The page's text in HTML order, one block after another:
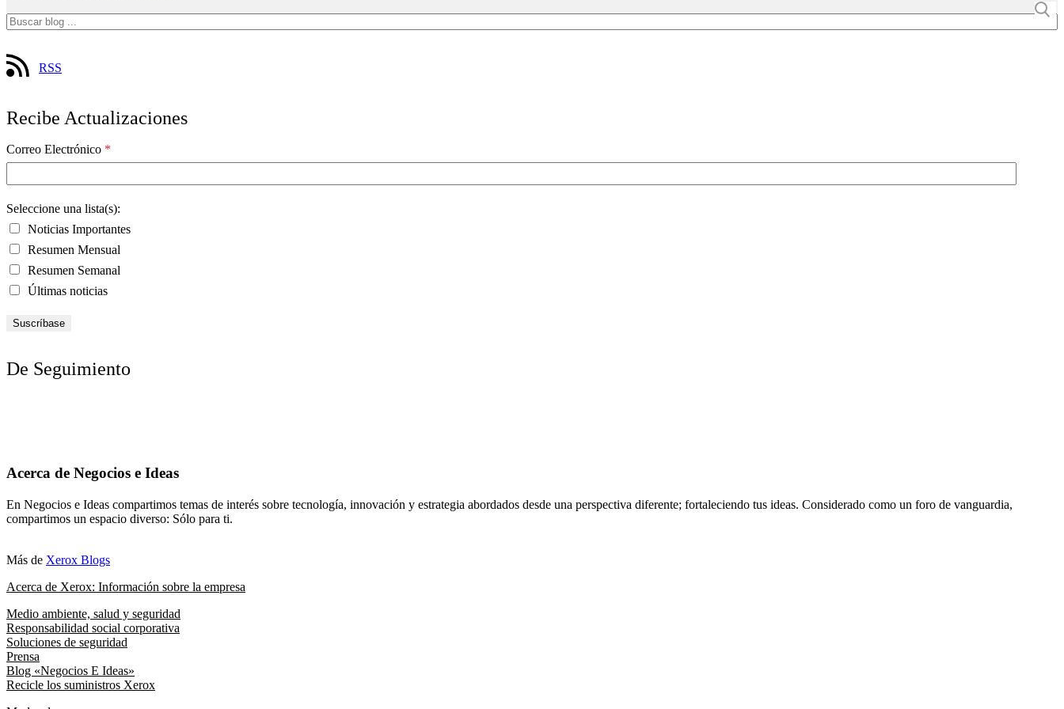
RSS
Recibe Actualizaciones
Correo Electrónico *
Seleccione una lista(s):
Noticias Importantes
Resumen Mensual
Resumen Semanal
Últimas noticias
De Seguimiento
Acerca de Negocios e Ideas
En Negocios e Ideas compartimos temas de interés sobre tecnología, innovación y estrategia abordados desde una perspectiva diferente; fortaleciendo tus ideas. Considerado como un foro de vanguardia,
compartimos un espacio diverso: Sólo para ti.
Más de Xerox Blogs
Acerca de Xerox: Información sobre la empresa
Medio ambiente, salud y seguridad
Responsabilidad social corporativa
Soluciones de seguridad
Prensa
Blog «Negocios E Ideas»
Recicle los suministros Xerox